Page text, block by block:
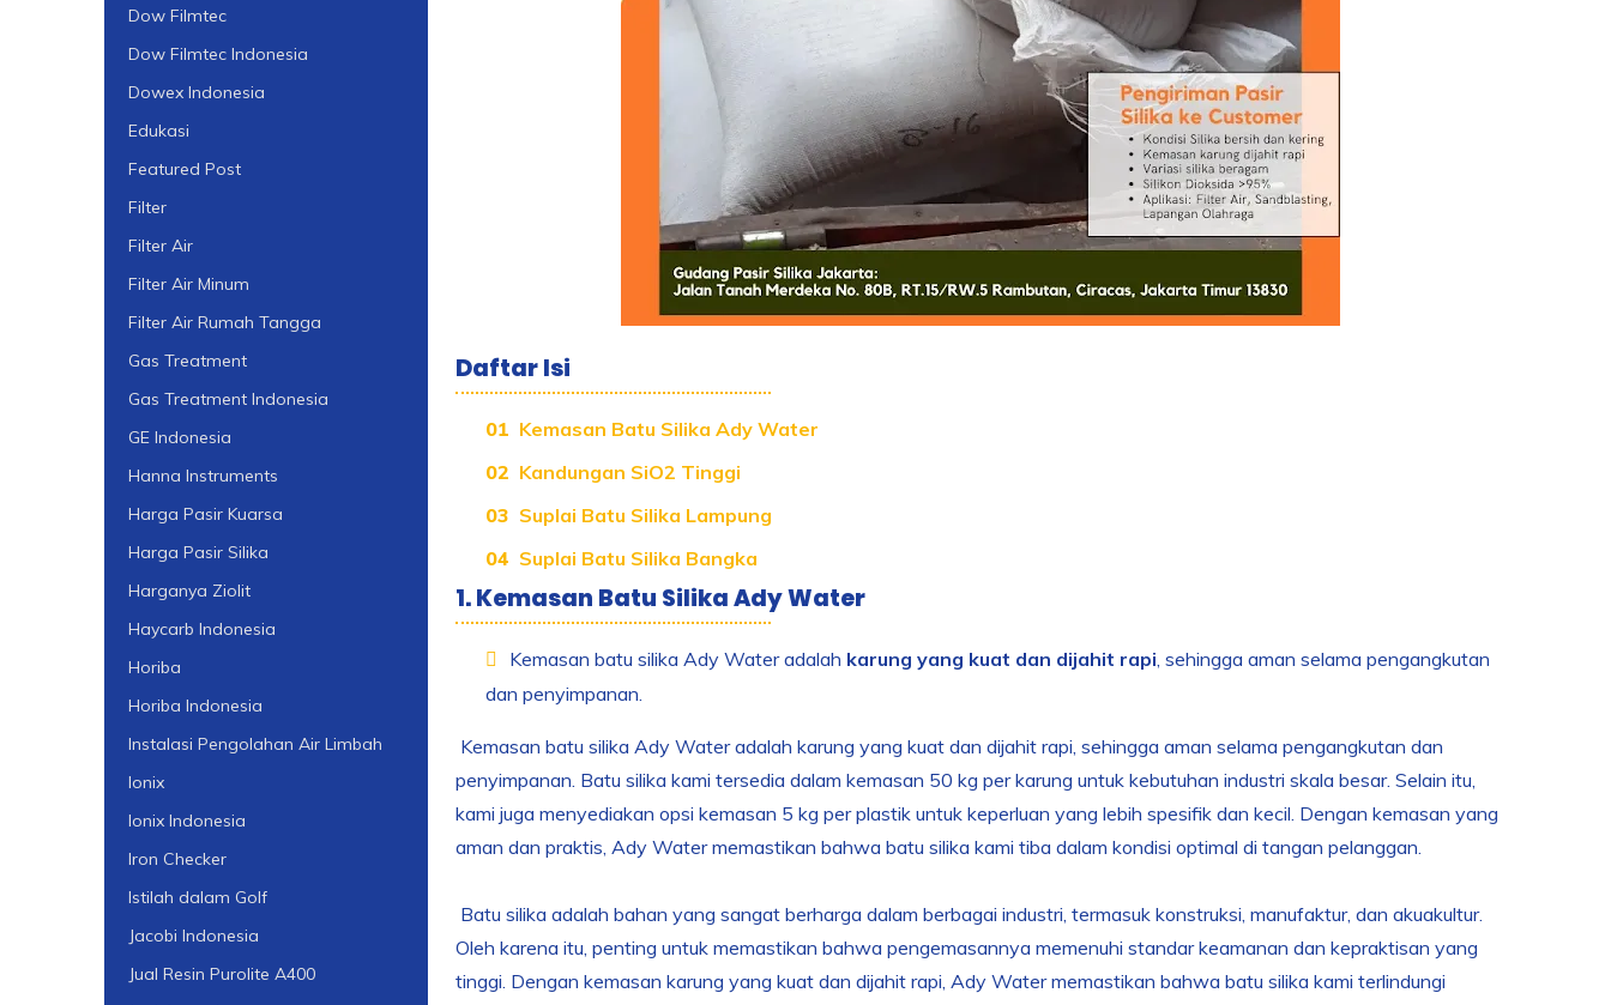
Daftar Isi
Kemasan Batu Silika Ady Water
Kandungan SiO2 Tinggi
Suplai Batu Silika Lampung
Suplai Batu Silika Bangka
1. Kemasan Batu Silika Ady Water
Kemasan batu silika Ady Water adalah karung yang kuat dan dijahit rapi , sehingga aman selama pengangkutan
dan penyimpanan.
Kemasan batu silika Ady Water adalah karung yang kuat dan dijahit rapi, sehingga aman selama pengangkutan dan
penyimpanan. Batu silika kami tersedia dalam kemasan 50 kg per karung untuk kebutuhan industri skala besar. Selain itu,
kami juga menyediakan opsi kemasan 5 kg per plastik untuk keperluan yang lebih spesifik dan kecil. Dengan kemasan yang
aman dan praktis, Ady Water memastikan bahwa batu silika kami tiba dalam kondisi optimal di tangan pelanggan.
Batu silika adalah bahan yang sangat berharga dalam berbagai industri, termasuk konstruksi, manufaktur, dan akuakultur.
Oleh karena itu, penting untuk memastikan bahwa pengemasannya memenuhi standar keamanan dan kepraktisan yang
tinggi. Dengan kemasan karung yang kuat dan dijahit rapi, Ady Water memastikan bahwa batu silika kami terlindungi
Dow Filmtec
Dow Filmtec Indonesia
Dowex Indonesia
Edukasi
Featured Post
Filter
Filter Air
Filter Air Minum
Filter Air Rumah Tangga
Gas Treatment
Gas Treatment Indonesia
GE Indonesia
Hanna Instruments
Harga Pasir Kuarsa
Harga Pasir Silika
Harganya Ziolit
Haycarb Indonesia
Horiba
Horiba Indonesia
Instalasi Pengolahan Air Limbah
Ionix
Ionix Indonesia
Iron Checker
Istilah dalam Golf
Jacobi Indonesia
Jual Resin Purolite A400